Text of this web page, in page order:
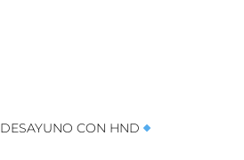
DESAYUNO CON HND